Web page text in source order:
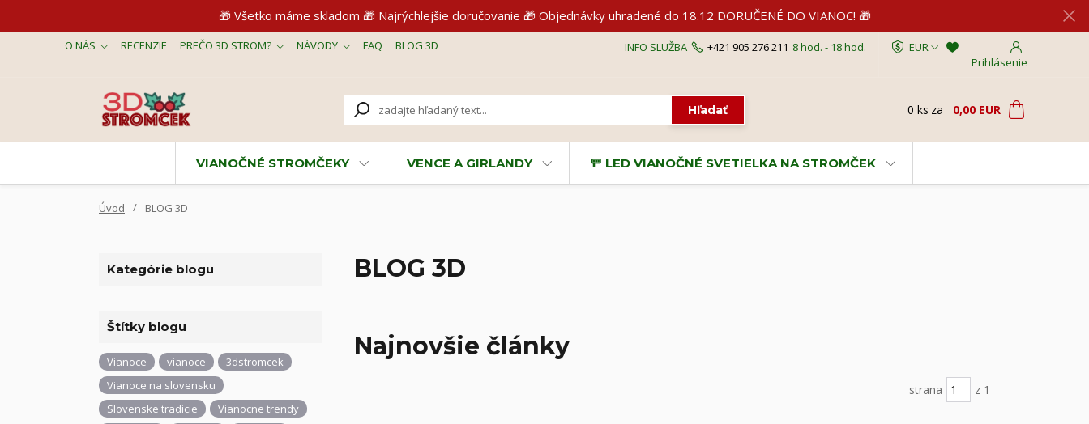
🎁 Všetko máme skladom 🎁 Najrýchlejšie doručovanie 🎁 Objednávky uhradené do 18.12 DORUČENÉ DO VIANOC! 🎁
O NÁS RECENZIE PREČO 3D STROM? NÁVODY FAQ BLOG 3D
EUR
Prihlásenie
Hľadať
INFO SLUŽBA +421 905 276 211 8 hod. - 18 hod.
0 ks za 0,00 EUR
VIANOČNÉ STROMČEKY VENCE A GIRLANDY 🚥 LED VIANOČNÉ SVETIELKA NA STROMČEK
Úvod BLOG 3D
Kategórie blogu
Štítky blogu
Vianoce vianoce
3dstromcek
Vianoce na slovensku
Slovenske tradicie
Vianocne trendy
BLOG 3D
Najnovšie články
strana z 1